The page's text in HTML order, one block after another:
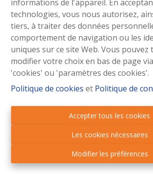
informations de l'appareil. En
technologies, vous nous autorisez,
tiers, à traiter des données
comportement de navigation ou les
uniques sur ce site Web. Vous pouvez
modifier votre choix en bas de page
'cookies' ou 'paramètres des cookies'.
Politique de cookies et Politique de
Accepter tous les cookies
Les cookies nécessaires
Modifier les préférences
Partager
Général
Adresse
Rue Jean Schinler 36 bD1, 4140 Sprimont
Nombre d'étages